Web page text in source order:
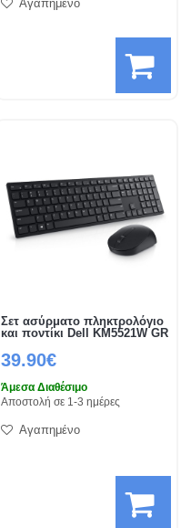
Αγαπημένο
Σετ ασύρματο πληκτρολόγιο
και ποντίκι Dell KM5521W GR
39.90€
Άμεσα Διαθέσιμο
Αποστολή σε 1-3 ημέρες
Αγαπημένο